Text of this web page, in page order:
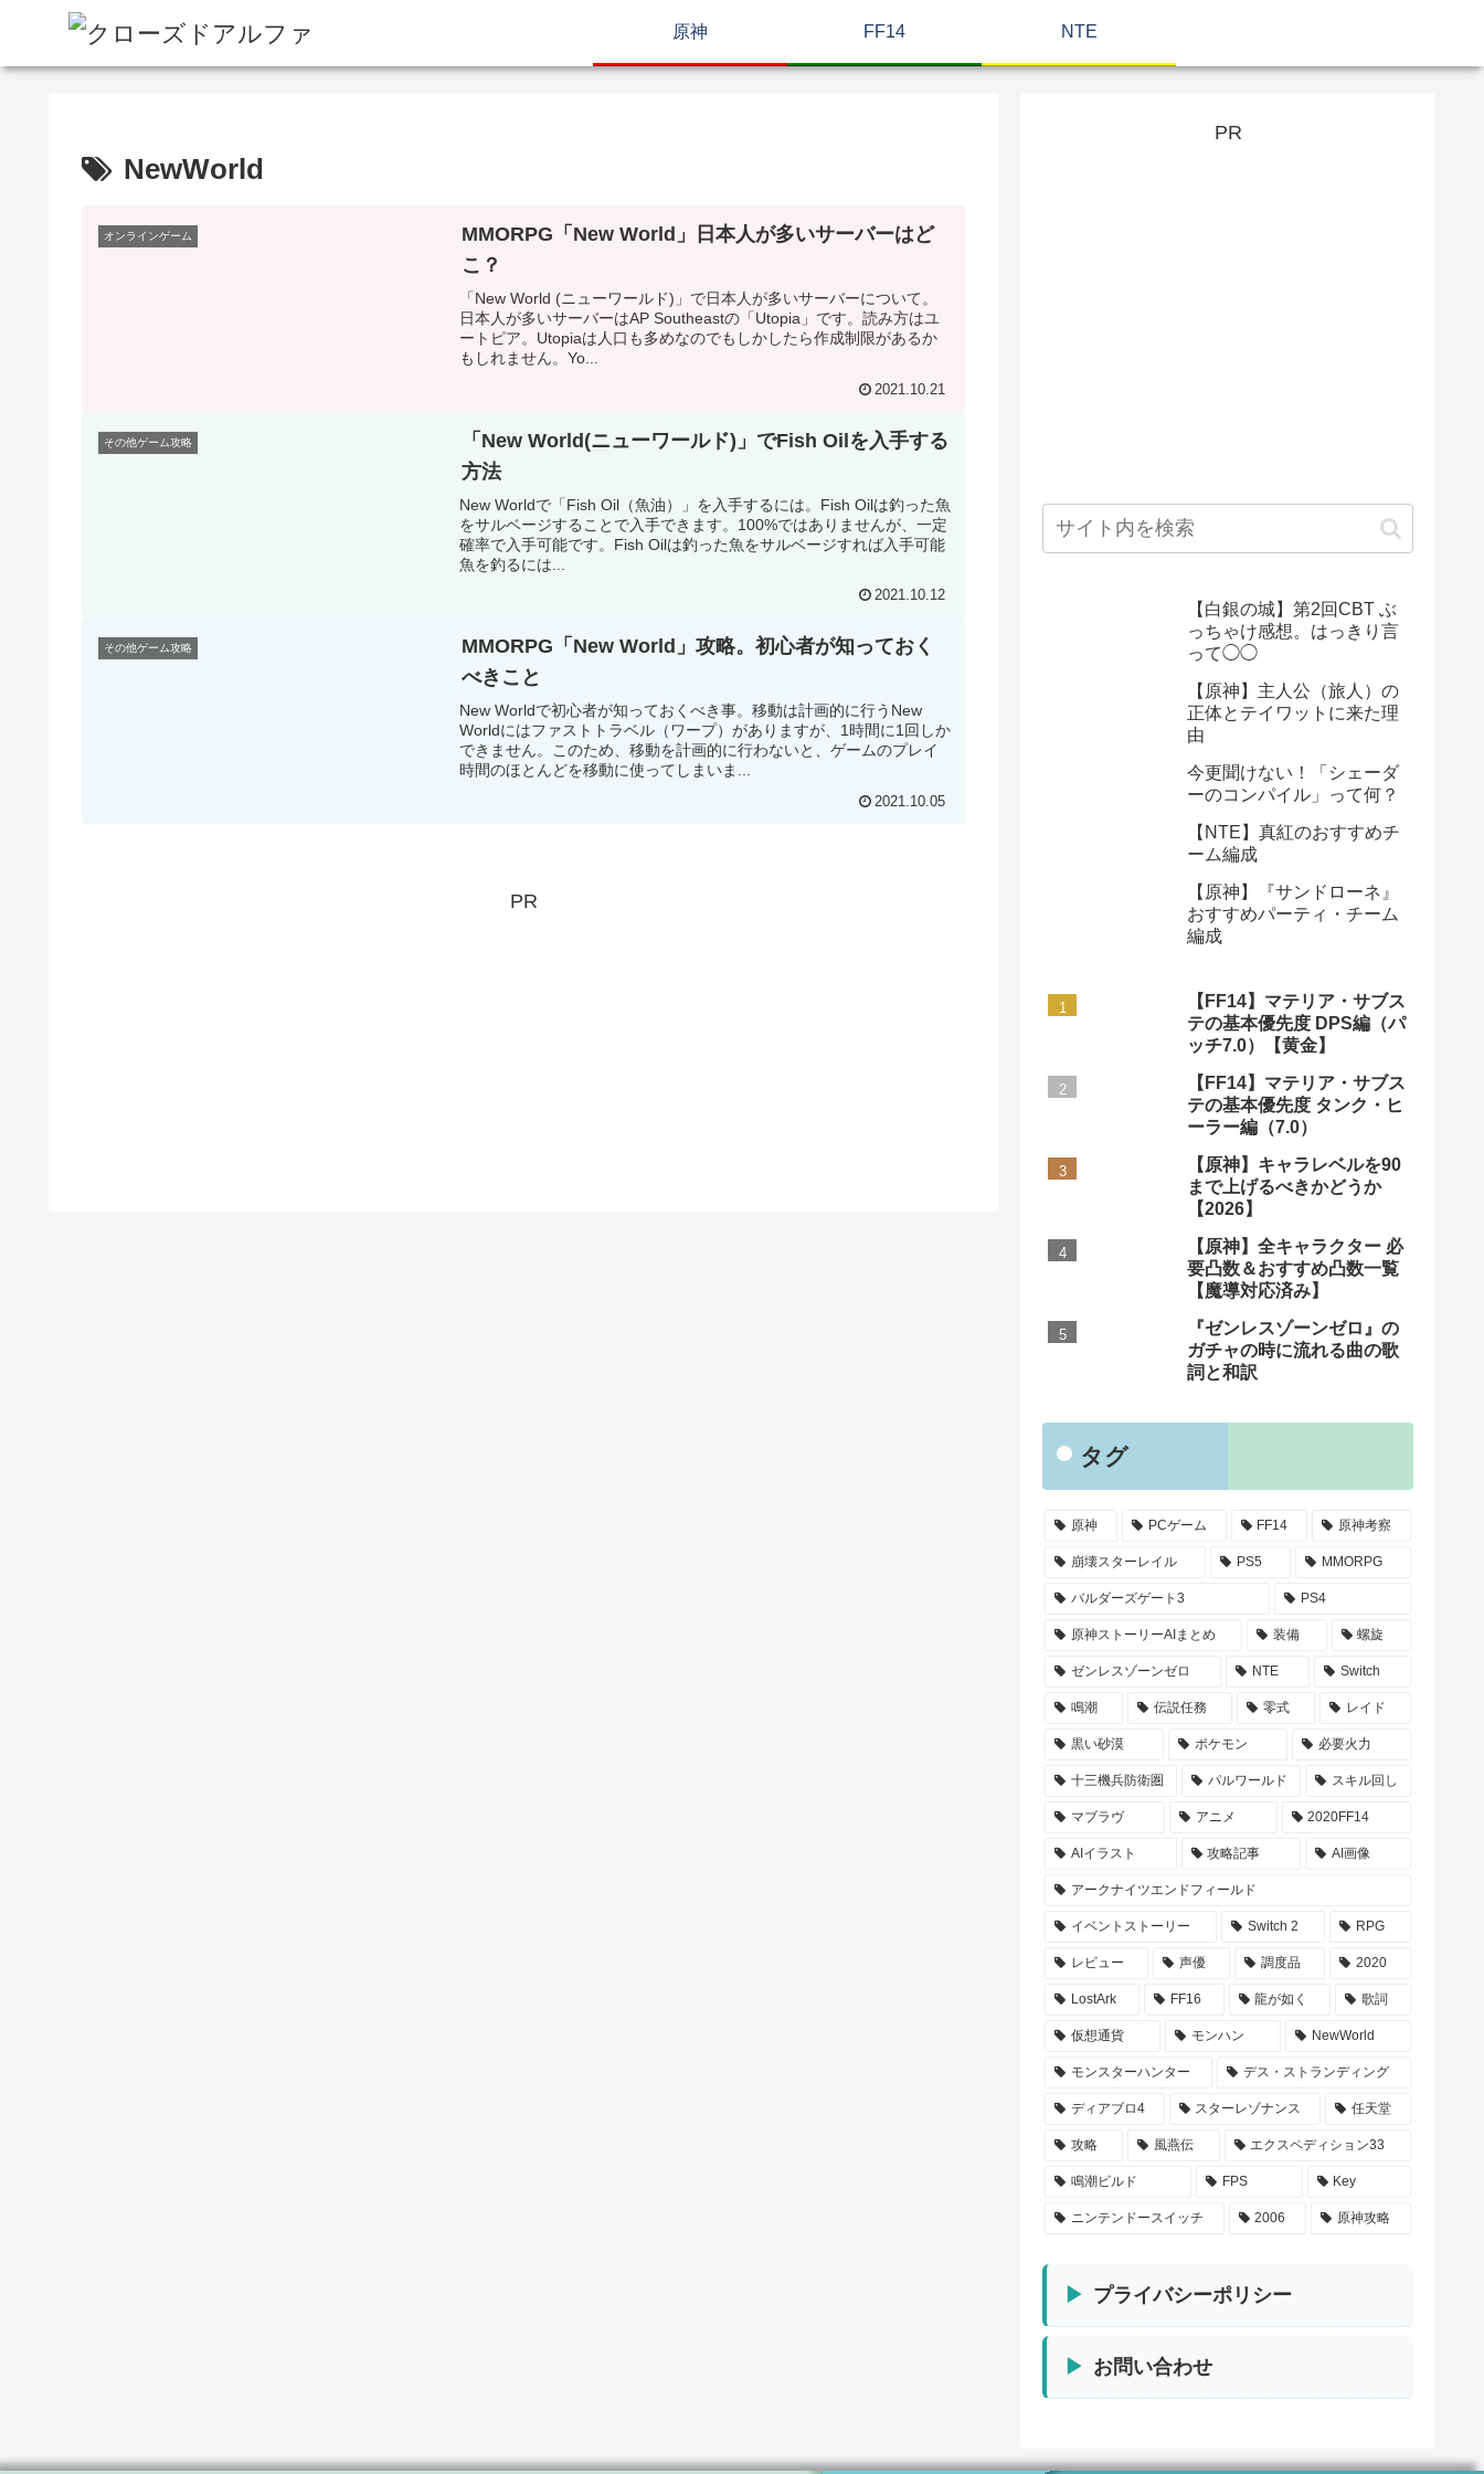
原神 FF14 NTE
NewWorld
オンラインゲーム
MMORPG「New World」日本人が多いサーバーはど
こ？
「New World (ニューワールド)」で日本人が多いサーバーについて。
日本人が多いサーバーはAP Southeastの「Utopia」です。読み方はユ
ートピア。Utopiaは人口も多めなのでもしかしたら作成制限があるか
もしれません。Yo...
2021.10.21
その他ゲーム攻略
「New World(ニューワールド)」でFish Oilを入手する
方法
New Worldで「Fish Oil（魚油）」を入手するには。Fish Oilは釣った魚
をサルベージすることで入手できます。100%ではありませんが、一定
確率で入手可能です。Fish Oilは釣った魚をサルベージすれば入手可能
魚を釣るには...
2021.10.12
その他ゲーム攻略
MMORPG「New World」攻略。初心者が知っておく
べきこと
New Worldで初心者が知っておくべき事。移動は計画的に行うNew
Worldにはファストトラベル（ワープ）がありますが、1時間に1回しか
できません。このため、移動を計画的に行わないと、ゲームのプレイ
時間のほとんどを移動に使ってしまいま...
2021.10.05
PR
PR
【白銀の城】第2回CBT ぶ
っちゃけ感想。はっきり言
って◯◯
【原神】主人公（旅人）の
正体とテイワットに来た理
由
今更聞けない！「シェーダ
ーのコンパイル」って何？
【NTE】真紅のおすすめチ
ーム編成
【原神】『サンドローネ』
おすすめパーティ・チーム
編成
【FF14】マテリア・サブス
テの基本優先度 DPS編（パ
ッチ7.0）【黄金】
【FF14】マテリア・サブス
テの基本優先度 タンク・ヒ
ーラー編（7.0）
【原神】キャラレベルを90
まで上げるべきかどうか
【2026】
【原神】全キャラクター 必
要凸数＆おすすめ凸数一覧
【魔導対応済み】
『ゼンレスゾーンゼロ』の
ガチャの時に流れる曲の歌
詞と和訳
タグ
原神 PCゲーム FF14 原神考察
崩壊スターレイル PS5 MMORPG
バルダーズゲート3 PS4
原神ストーリーAIまとめ 装備 螺旋
ゼンレスゾーンゼロ NTE Switch
鳴潮 伝説任務 零式 レイド
黒い砂漠 ポケモン 必要火力
十三機兵防衛圏 パルワールド スキル回し
マブラヴ アニメ 2020FF14
AIイラスト 攻略記事 AI画像
アークナイツエンドフィールド
イベントストーリー Switch 2 RPG
レビュー 声優 調度品 2020
LostArk FF16 龍が如く 歌詞
仮想通貨 モンハン NewWorld
モンスターハンター デス・ストランディング
ディアブロ4 スターレゾナンス 任天堂
攻略 風燕伝 エクスペディション33
鳴潮ビルド FPS Key
ニンテンドースイッチ 2006 原神攻略
プライバシーポリシー
お問い合わせ